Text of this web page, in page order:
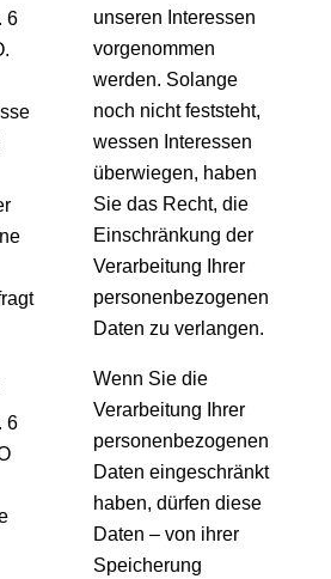
6
6
unseren Interessen
vorgenommen
werden. Solange
noch nicht feststeht,
wessen Interessen
überwiegen, haben
Sie das Recht, die
Einschränkung der
Verarbeitung Ihrer
personenbezogenen
Daten zu verlangen.
Wenn Sie die
Verarbeitung Ihrer
personenbezogenen
Daten eingeschränkt
haben, dürfen diese
Daten – von ihrer
Speicherung